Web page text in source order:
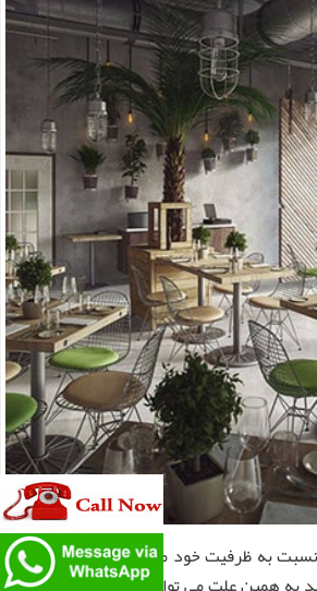
به ظرفیت خود می توانند افراد بیشتری